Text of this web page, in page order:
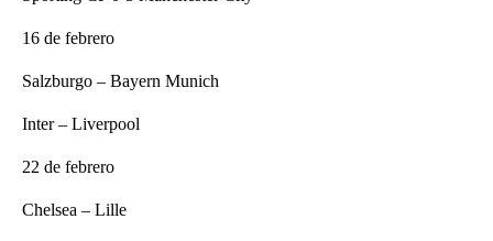
16 de febrero
Salzburgo – Bayern Munich
Inter – Liverpool
22 de febrero
Chelsea – Lille